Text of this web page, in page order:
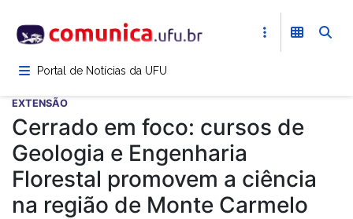
para
conteúdoPortal de Notícias da UFU
EXTENSÃO
Cerrado em foco: cursos de
Geologia e Engenharia
Florestal promovem a ciência
na região de Monte Carmelo